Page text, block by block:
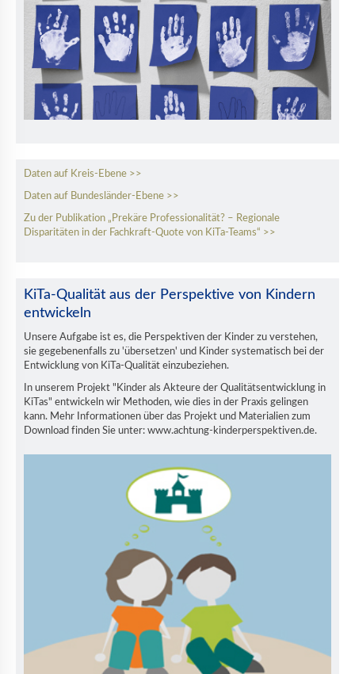
Daten auf Kreis-Ebene >>
Daten auf Bundesländer-Ebene >>
Zu der Publikation „Prekäre Professionalität? – Regionale
Disparitäten in der Fachkraft-Quote von KiTa-Teams“ >>
KiTa-Qualität aus der Perspektive von Kindern
entwickeln
Unsere Aufgabe ist es, die Perspektiven der Kinder zu verstehen,
sie gegebenenfalls zu 'übersetzen' und Kinder systematisch bei der
Entwicklung von KiTa-Qualität einzubeziehen.
In unserem Projekt "Kinder als Akteure der Qualitätsentwicklung in
KiTas" entwickeln wir Methoden, wie dies in der Praxis gelingen
kann. Mehr Informationen über das Projekt und Materialien zum
Download finden Sie unter: www.achtung-kinderperspektiven.de.